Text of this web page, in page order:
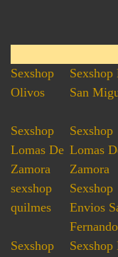
Sexshop
Olivos
Sexshop
San
Sexshop
Lomas De
Zamora
Sexshop
Lomas
Zamora
sexshop
quilmes
Sexshop
Envios
Fernando
Sexshop
Sexshop